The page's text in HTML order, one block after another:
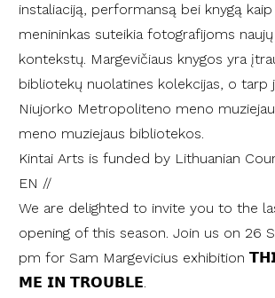
instaliaciją, performansą bei knygą
menininkas suteikia fotografijoms
kontekstų. Margevičiaus knygos yra
bibliotekų nuolatines kolekcijas, o tarp
Niujorko Metropoliteno meno
meno muziejaus bibliotekos.
Kintai Arts is funded by Lithuanian
EN //
We are delighted to invite you to the
opening of this season. Join us on 26
pm for Sam Margevicius exhibition
𝗠𝗘 𝗜𝗡 𝗧𝗥𝗢𝗨𝗕𝗟𝗘.